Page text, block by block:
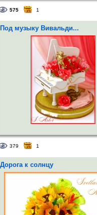
575 1
Под музыку Вивальди...
379 1
Дорога к солнцу